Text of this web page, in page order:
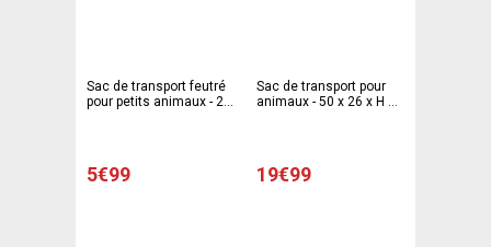
Sac de transport feutré
pour petits animaux - 22
5€99
Sac de transport pour
animaux - 50 x 26 x H 29
19€99